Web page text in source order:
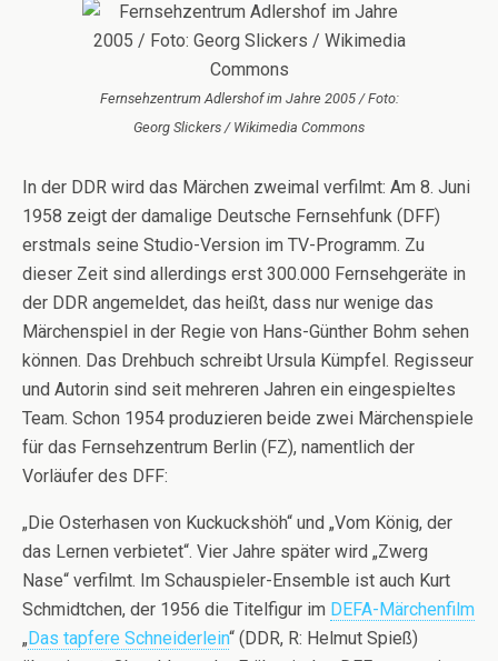
Fernsehzentrum Adlershof im Jahre 2005 / Foto:
Georg Slickers / Wikimedia Commons
In der DDR wird das Märchen zweimal verfilmt: Am 8. Juni
1958 zeigt der damalige Deutsche Fernsehfunk (DFF)
erstmals seine Studio-Version im TV-Programm. Zu
dieser Zeit sind allerdings erst 300.000 Fernsehgeräte in
der DDR angemeldet, das heißt, dass nur wenige das
Märchenspiel in der Regie von Hans-Günther Bohm sehen
können. Das Drehbuch schreibt Ursula Kümpfel. Regisseur
und Autorin sind seit mehreren Jahren ein eingespieltes
Team. Schon 1954 produzieren beide zwei Märchenspiele
für das Fernsehzentrum Berlin (FZ), namentlich der
Vorläufer des DFF:
„Die Osterhasen von Kuckuckshöh“ und „Vom König, der
das Lernen verbietet“. Vier Jahre später wird „Zwerg
Nase“ verfilmt. Im Schauspieler-Ensemble ist auch Kurt
Schmidtchen, der 1956 die Titelfigur im DEFA-Märchenfilm
„Das tapfere Schneiderlein“ (DDR, R: Helmut Spieß)